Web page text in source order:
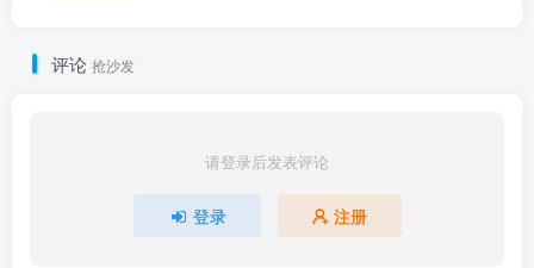
评论 抢沙发
请登录后发表评论
登录 注册